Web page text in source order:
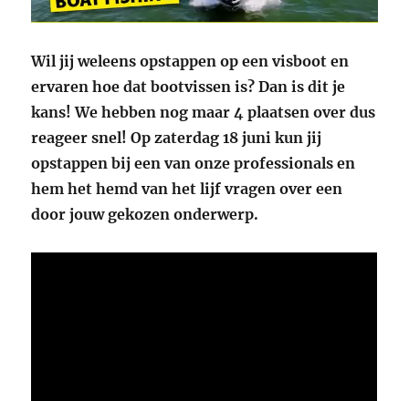
Wil jij weleens opstappen op een visboot en
ervaren hoe dat bootvissen is? Dan is dit je
kans! We hebben nog maar 4 plaatsen over dus
reageer snel! Op zaterdag 18 juni kun jij
opstappen bij een van onze professionals en
hem het hemd van het lijf vragen over een
door jouw gekozen onderwerp.